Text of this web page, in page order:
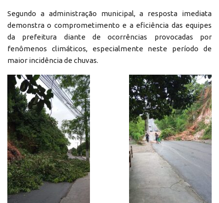
Segundo a administração municipal, a resposta imediata
demonstra o comprometimento e a eficiência das equipes
da prefeitura diante de ocorrências provocadas por
fenômenos climáticos, especialmente neste período de
maior incidência de chuvas.